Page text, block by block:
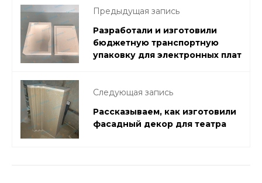
Предыдущая запись
Разработали и изготовили
бюджетную транспортную
упаковку для электронных плат
Следующая запись
Рассказываем, как изготовили
фасадный декор для театра